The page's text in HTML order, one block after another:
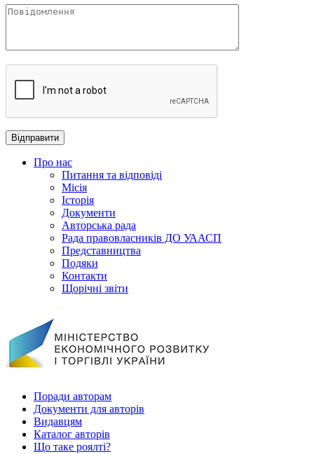
Про нас
Питання та відповіді
Місія
Історія
Документи
Авторська рада
Рада правовласників ДО УААСП
Представництва
Подяки
Контакти
Щорічні звіти
Поради авторам
Документи для авторів
Видавцям
Каталог авторів
Що таке роялті?